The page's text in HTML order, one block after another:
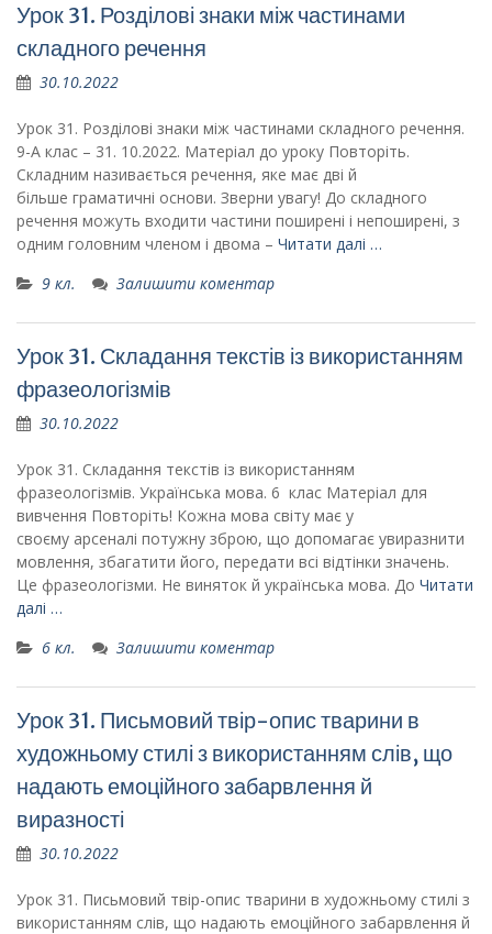
Урок 31. Розділові знаки між частинами
складного речення
30.10.2022
Урок 31. Розділові знаки між частинами складного речення.
9-А клас – 31. 10.2022. Матеріал до уроку Повторіть.
Складним називається речення, яке має дві й
більше граматичні основи. Зверни увагу! До складного
речення можуть входити частини поширені і непоширені, з
одним головним членом і двома – Читати далі …
9 кл.
Залишити коментар
Урок 31. Складання текстів із використанням
фразеологізмів
30.10.2022
Урок 31. Складання текстів із використанням
фразеологізмів. Українська мова. 6 клас Матеріал для
вивчення Повторіть! Кожна мова світу має у
своєму арсеналі потужну зброю, що допомагає увиразнити
мовлення, збагатити його, передати всі відтінки значень.
Це фразеологізми. Не виняток й українська мова. До Читати
далі …
6 кл.
Залишити коментар
Урок 31. Письмовий твір-опис тварини в
художньому стилі з використанням слів, що
надають емоційного забарвлення й
виразності
30.10.2022
Урок 31. Письмовий твір-опис тварини в художньому стилі з
використанням слів, що надають емоційного забарвлення й